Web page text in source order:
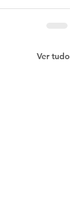
Ver tudo